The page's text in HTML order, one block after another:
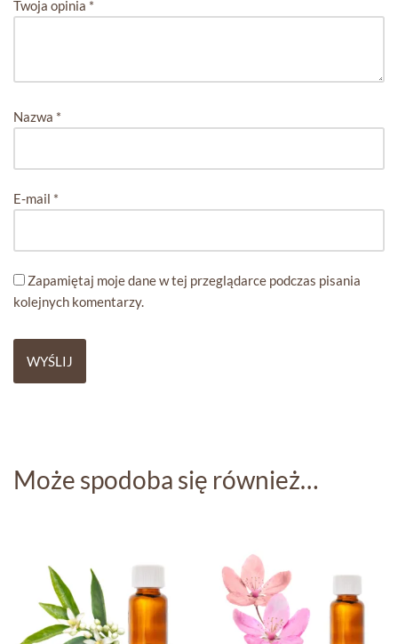
Twoja opinia *
Nazwa *
E-mail *
Zapamiętaj moje dane w tej przeglądarce podczas pisania
kolejnych komentarzy.
Może spodoba się również…